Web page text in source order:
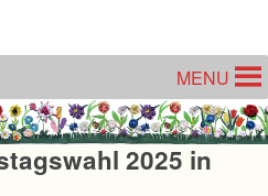
MENU
2025 in